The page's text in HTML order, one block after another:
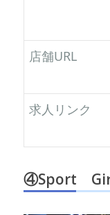
店舗URL
求人リンク
④Sport